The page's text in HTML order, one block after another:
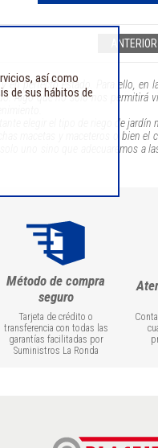
ANTERIOR
perfecto estado. Para ello, en
Algo que no solo nos permitirá
elegir el tipo de riego de jardín
macetas y maceteros o bien el
uno sino que adecuaremos a
Método de compra
seguro
Tarjeta de crédito o
transferencia con todas las
garantías facilitadas por
Suministros La Ronda
así como
de sus hábitos de